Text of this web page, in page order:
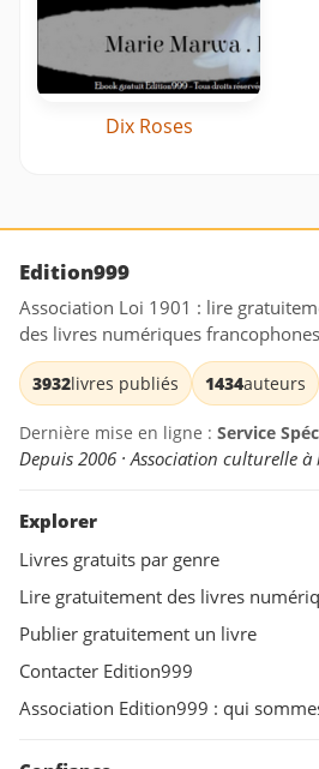
Dix Roses
Edition999
Association Loi 1901 : lire
des livres numériques
3932livres publiés 1434auteurs
Dernière mise en ligne : Service
Depuis 2006 · Association culturelle
Explorer
Livres gratuits par genre
Lire gratuitement des livres
Publier gratuitement un livre
Contacter Edition999
Association Edition999 : qui